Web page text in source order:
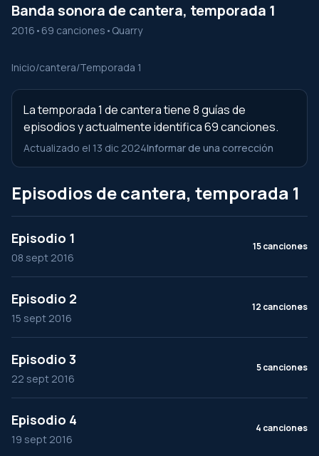
Banda sonora de cantera, temporada 1
2016 • 69 canciones • Quarry
Inicio/cantera/Temporada 1
La temporada 1 de cantera tiene 8 guías de
episodios y actualmente identifica 69 canciones.
Actualizado el 13 dic 2024Informar de una corrección
Episodios de cantera, temporada 1
Episodio 1
08 sept 2016
15 canciones
Episodio 2
15 sept 2016
12 canciones
Episodio 3
22 sept 2016
5 canciones
Episodio 4
19 sept 2016
4 canciones